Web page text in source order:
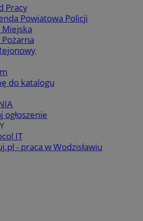
Pracy
Powiatowa Policji
Miejska
Pożarna
do katalogu
ogłoszenie
IT
- praca w Wodzisławiu